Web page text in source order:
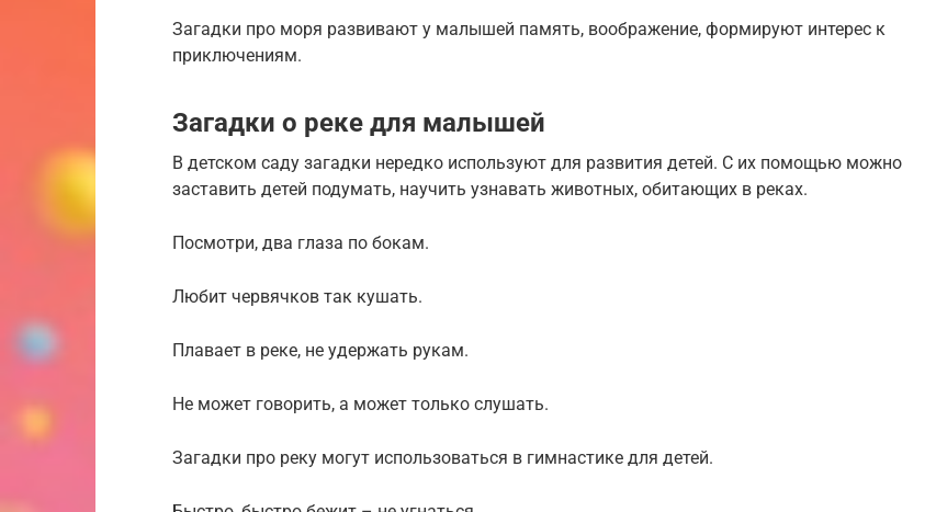
Загадки про моря развивают у малышей память, воображение, формируют интерес к
приключениям.
Загадки о реке для малышей
В детском саду загадки нередко используют для развития детей. С их помощью можно
заставить детей подумать, научить узнавать животных, обитающих в реках.
Посмотри, два глаза по бокам.
Любит червячков так кушать.
Плавает в реке, не удержать рукам.
Не может говорить, а может только слушать.
Загадки про реку могут использоваться в гимнастике для детей.